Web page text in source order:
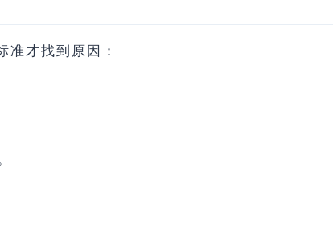
才找到原因：